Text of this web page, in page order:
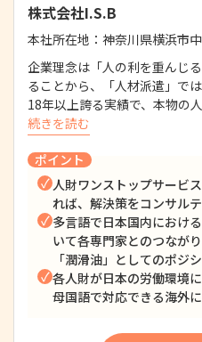
株式会社I.S.B
本社所在地： 神奈川県横浜市
企業理念は「人の利を重んじ
ることから、「人材派遣」で
18年以上誇る実績で、本物の
続きを読む
ポイント
人財ワンストップサービ
れば、解決策をコンサル
多言語で日本国内におけ
いて各専門家とのつなが
「潤滑油」としてのポジ
各人財が日本の労働環境
母国語で対応できる海外